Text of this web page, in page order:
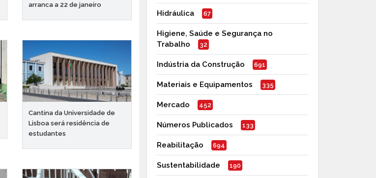
arranca a 22 de janeiro
Cantina da Universidade de
Lisboa será residência de
estudantes
Hidráulica 67
Higiene, Saúde e Segurança no
Trabalho
32
Indústria da Construção 691
Materiais e Equipamentos 335
Mercado 452
Números Publicados 133
Reabilitação 694
Sustentabilidade 190